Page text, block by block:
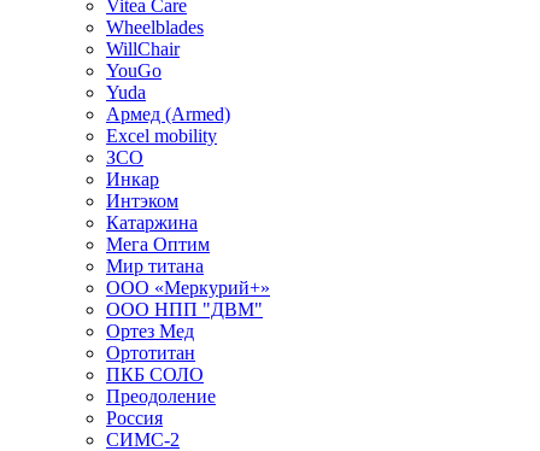
Vitea Care
Wheelblades
WillChair
YouGo
Yuda
Армед (Armed)
Еxcel mobility
ЗСО
Инкар
Интэком
Катаржина
Мега Оптим
Мир титана
ООО «Меркурий+»
ООО НПП "ДВМ"
Ортез Мед
Ортотитан
ПКБ СОЛО
Преодоление
Россия
СИМС-2